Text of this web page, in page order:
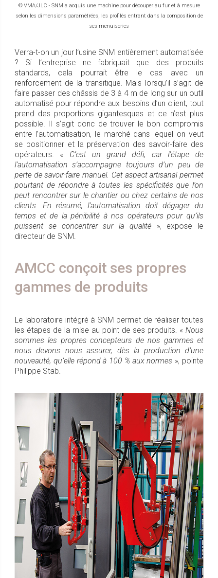
© VMA/JLC - SNM a acquis une machine pour découper au fur et à mesure
selon les dimensions paramétrées, les profilés entrant dans la composition de
ses menuiseries
Verra-t-on un jour l’usine SNM entièrement automatisée
? Si l’entreprise ne fabriquait que des produits
standards, cela pourrait être le cas avec un
renforcement de la transitique. Mais lorsqu’il s’agit de
faire passer des châssis de 3 à 4 m de long sur un outil
automatisé pour répondre aux besoins d’un client, tout
prend des proportions gigantesques et ce n’est plus
possible. Il s’agit donc de trouver le bon compromis
entre l’automatisation, le marché dans lequel on veut
se positionner et la préservation des savoir-faire des
opérateurs. « C’est un grand défi, car l’étape de
l’automatisation s’accompagne toujours d’un peu de
perte de savoir-faire manuel. Cet aspect artisanal permet
pourtant de répondre à toutes les spécificités que l’on
peut rencontrer sur le chantier ou chez certains de nos
clients. En résumé, l’automatisation doit dégager du
temps et de la pénibilité à nos opérateurs pour qu’ils
puissent se concentrer sur la qualité », expose le
directeur de SNM.
AMCC conçoit ses propres
gammes de produits
Le laboratoire intégré à SNM permet de réaliser toutes
les étapes de la mise au point de ses produits. « Nous
sommes les propres concepteurs de nos gammes et
nous devons nous assurer, dès la production d’une
nouveauté, qu’elle répond à 100 % aux normes », pointe
Philippe Stab.